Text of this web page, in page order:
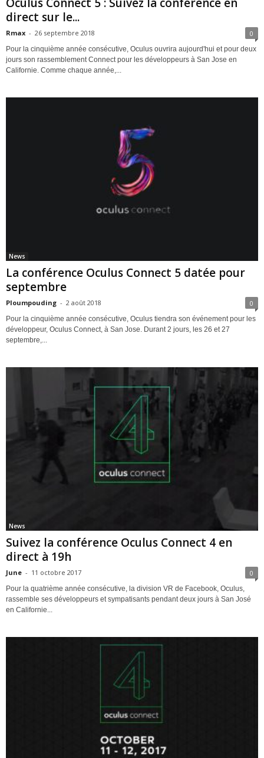
Oculus Connect 5 : Suivez la conférence en
direct sur le...
Rmax - 26 septembre 2018 0
Pour la cinquième année consécutive, Oculus ouvrira aujourd'hui et pour deux
jours son rassemblement Connect pour les développeurs à San Jose en
Californie. Comme chaque année,...
News
La conférence Oculus Connect 5 datée pour
septembre
Ploumpouding - 2 août 2018 0
Pour la cinquième année consécutive, Oculus tiendra son événement pour les
développeur, Oculus Connect, à San Jose. Durant 2 jours, les 26 et 27
septembre,...
News
Suivez la conférence Oculus Connect 4 en
direct à 19h
June - 11 octobre 2017 0
Pour la quatrième année consécutive, la division VR de Facebook, Oculus,
rassemble ses développeurs et sympatisants pendant deux jours à San José
en Californie...